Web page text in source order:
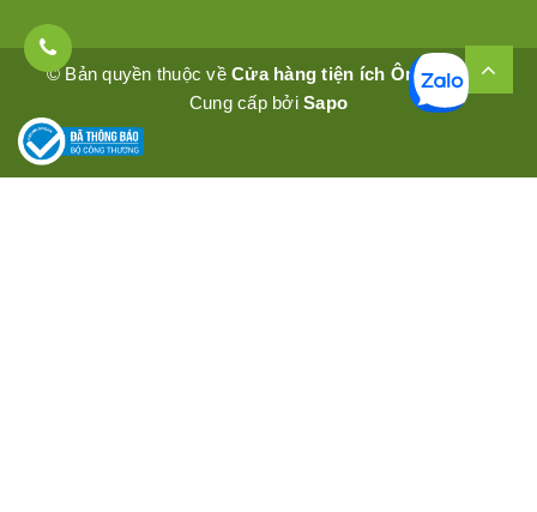
© Bản quyền thuộc vềCửa hàng tiện ích Ômêly Mart
Cung cấp bởiSapo